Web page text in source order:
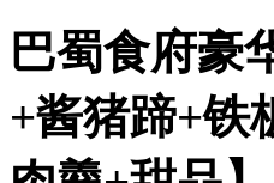
巴蜀食府豪
+酱猪蹄+铁